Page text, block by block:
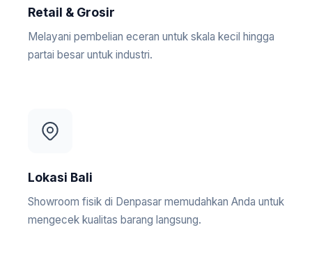
Retail & Grosir
Melayani pembelian eceran untuk skala kecil hingga
partai besar untuk industri.
Lokasi Bali
Showroom fisik di Denpasar memudahkan Anda untuk
mengecek kualitas barang langsung.